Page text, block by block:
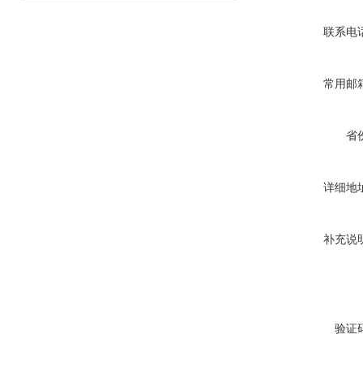
联系电
常用邮
省
详细地
补充说
验证